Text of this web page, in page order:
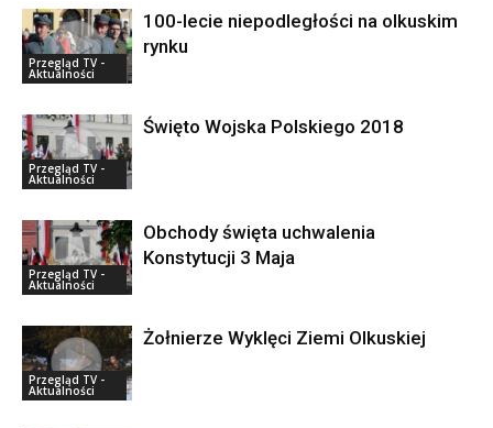
Przegląd TV -
Aktualności
100-lecie niepodległości na olkuskim
rynku
Przegląd TV -
Aktualności
Święto Wojska Polskiego 2018
Przegląd TV -
Aktualności
Obchody święta uchwalenia
Konstytucji 3 Maja
Przegląd TV -
Aktualności
Żołnierze Wyklęci Ziemi Olkuskiej